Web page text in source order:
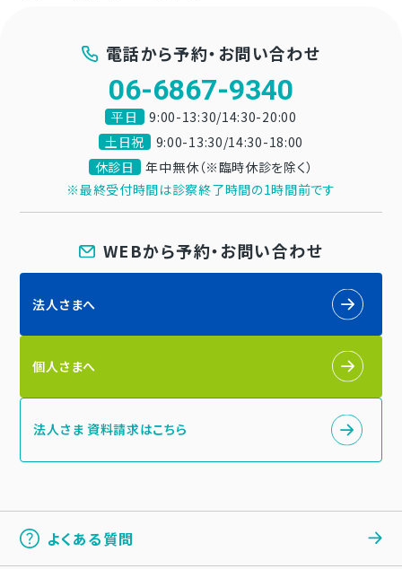
電話から予約・お問い合わせ
06-6867-9340
平日
9:00-13:30/14:30-20:00
土日祝
9:00-13:30/14:30-18:00
休診日
年中無休（※臨時休診を除く）
※最終受付時間は診察終了時間の1時間前です
WEBから予約・お問い合わせ
法人さまへ
個人さまへ
法人さま 資料請求はこちら
よくある質問